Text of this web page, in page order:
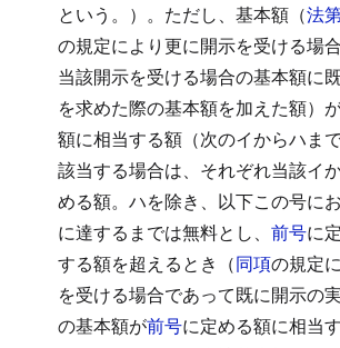
という。）。 ただし、基本額（法
の規定により更に開示を受ける場合
当該開示を受ける場合の基本額に
を求めた際の基本額を加えた額）
額に相当する額（次のイからハま
該当する場合は、それぞれ当該イ
める額。ハを除き、以下この号に
に達するまでは無料とし、 前号に
する額を超えるとき（同項の規定
を受ける場合であって既に開示の
の基本額が前号に定める額に相当